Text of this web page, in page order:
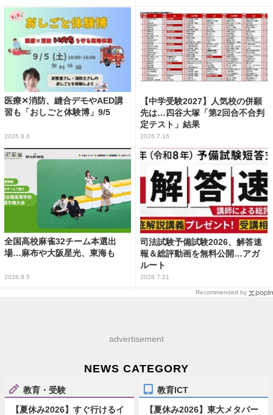
医療✕消防、縫合デモやAED講
習も「おしごと体験博」9/5
2026.8.6
【中学受験2027】人気校の併願
先は…四谷大塚「第2回合不合判
定テスト」結果
2026.7.16
全国高校麻雀32チーム本選出
場…麻布や大阪星光、東海も
2026.8.5
司法試験予備試験2026、解答速
報＆総評動画を無料公開…アガ
ルート
2026.7.21
Recommended by
advertisement
NEWS CATEGORY
教育・受験
【夏休み2026】すぐ行けるイ
教育ICT
【夏休み2026】東大メタバー